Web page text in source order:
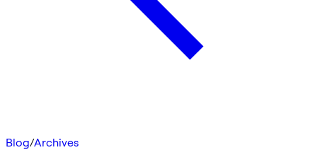
Blog/Archives